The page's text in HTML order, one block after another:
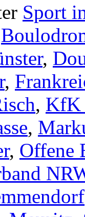
Sport
,
,
, KfK
,
, Offene